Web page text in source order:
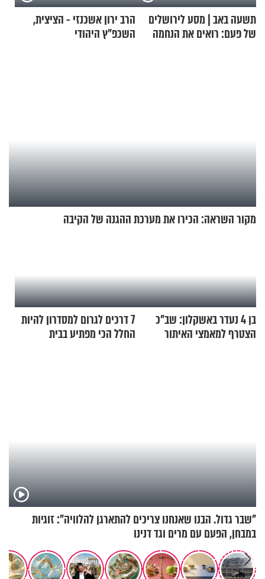
תשעה באב | מסע לירושלים
של פעם: רואים את הנחמה
הרב ירון אשכנזי - הציצית,
השכפ"ץ היהודי
מקור השראה: הכירו את מערכת ההגנה של הקיבה
בן 4 נעדר באשקלון: שב"כ
הצטרף למאמצי האיתור
7 דרכים לגרום למסדרון להיות
החלל הכי מפתיע בבית
"שבר גדול. הבנו שאנחנו צריכים להתארגן להלוויה": זוגיות
במבחן, הפעם עם מרים וגד דנינו